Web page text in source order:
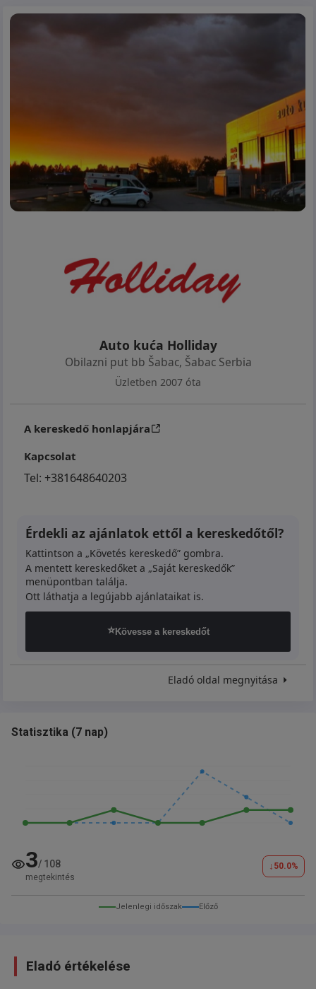
Auto kuća Holliday
Obilazni put bb Šabac, Šabac Serbia
Üzletben 2007 óta
A kereskedő honlapjára
Kapcsolat
Tel: +381648640203
Érdekli az ajánlatok ettől a kereskedőtől?
Kattintson a „Követés kereskedő” gombra.
A mentett kereskedőket a „Saját kereskedők”
menüpontban találja.
Ott láthatja a legújabb ajánlataikat is.
⭐Kövesse a kereskedőt
Eladó oldal megnyitása
Statisztika (7 nap)
3/ 108
megtekintés
↓ 50.0%
Jelenlegi időszak Előző
Eladó értékelése